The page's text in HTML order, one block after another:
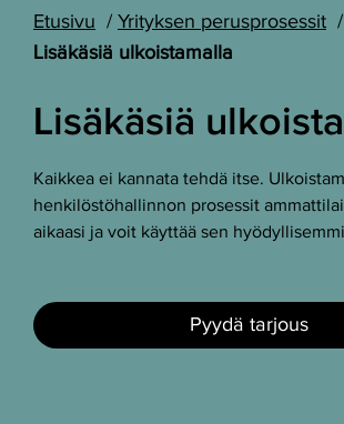
Etusivu
Yrityksen perusprosessit
Lisäkäsiä ulkoistamalla
Lisäkäsiä
Kaikkea ei kannata tehdä itse.
henkilöstöhallinnon prosessit
aikaasi ja voit käyttää sen
Pyydä tarjous